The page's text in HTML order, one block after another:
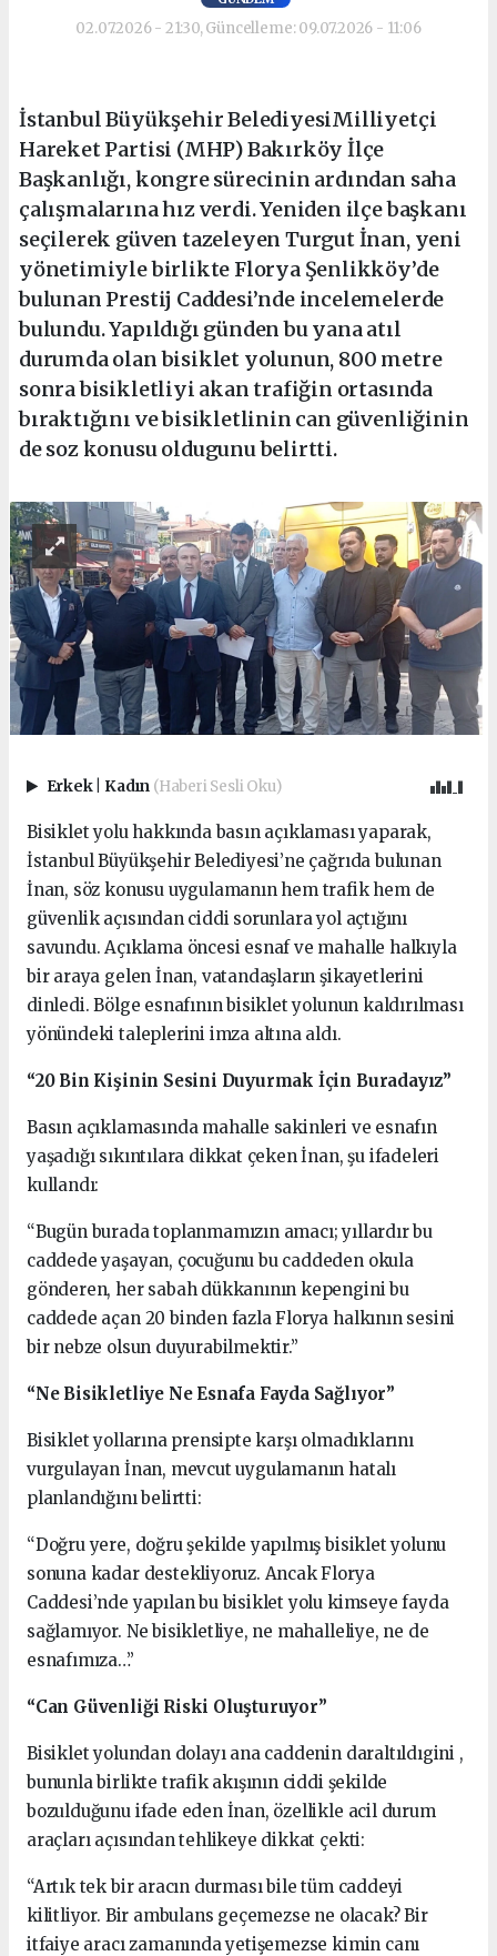
02.07.2026 - 21:30, Güncelleme: 09.07.2026 - 11:06
İstanbul Büyükşehir BelediyesiMilliyetçi
Hareket Partisi (MHP) Bakırköy İlçe
Başkanlığı, kongre sürecinin ardından saha
çalışmalarına hız verdi. Yeniden ilçe başkanı
seçilerek güven tazeleyen Turgut İnan, yeni
yönetimiyle birlikte Florya Şenlikköy’de
bulunan Prestij Caddesi’nde incelemelerde
bulundu. Yapıldığı günden bu yana atıl
durumda olan bisiklet yolunun, 800 metre
sonra bisikletliyi akan trafiğin ortasında
bıraktığını ve bisikletlinin can güvenliğinin
de soz konusu oldugunu belirtti.
Erkek Kadın (Haberi Sesli Oku)
Bisiklet yolu hakkında basın açıklaması yaparak,
İstanbul Büyükşehir Belediyesi’ne çağrıda bulunan
İnan, söz konusu uygulamanın hem trafik hem de
güvenlik açısından ciddi sorunlara yol açtığını
savundu. Açıklama öncesi esnaf ve mahalle halkıyla
bir araya gelen İnan, vatandaşların şikayetlerini
dinledi. Bölge esnafının bisiklet yolunun kaldırılması
yönündeki taleplerini imza altına aldı.
“20 Bin Kişinin Sesini Duyurmak İçin Buradayız”
Basın açıklamasında mahalle sakinleri ve esnafın
yaşadığı sıkıntılara dikkat çeken İnan, şu ifadeleri
kullandı:
“Bugün burada toplanmamızın amacı; yıllardır bu
caddede yaşayan, çocuğunu bu caddeden okula
gönderen, her sabah dükkanının kepengini bu
caddede açan 20 binden fazla Florya halkının sesini
bir nebze olsun duyurabilmektir.”
“Ne Bisikletliye Ne Esnafa Fayda Sağlıyor”
Bisiklet yollarına prensipte karşı olmadıklarını
vurgulayan İnan, mevcut uygulamanın hatalı
planlandığını belirtti:
“Doğru yere, doğru şekilde yapılmış bisiklet yolunu
sonuna kadar destekliyoruz. Ancak Florya
Caddesi’nde yapılan bu bisiklet yolu kimseye fayda
sağlamıyor. Ne bisikletliye, ne mahalleliye, ne de
esnafımıza…”
“Can Güvenliği Riski Oluşturuyor”
Bisiklet yolundan dolayı ana caddenin daraltıldıgini ,
bununla birlikte trafik akışının ciddi şekilde
bozulduğunu ifade eden İnan, özellikle acil durum
araçları açısından tehlikeye dikkat çekti:
“Artık tek bir aracın durması bile tüm caddeyi
kilitliyor. Bir ambulans geçemezse ne olacak? Bir
itfaiye aracı zamanında yetişemezse kimin canı